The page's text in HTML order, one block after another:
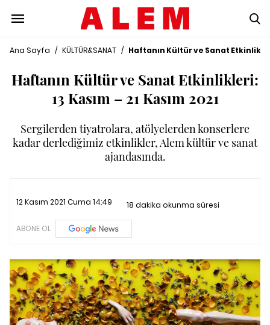
Ana Sayfa / KÜLTÜR&SANAT / Haftanın Kültür ve Sanat
Haftanın Kültür ve Sanat Etkinlikleri:
13 Kasım – 21 Kasım 2021
Sergilerden tiyatrolara, atölyelerden konserlere
kadar derlediğimiz etkinlikler, Alem kültür ve sanat
ajandasında.
12 Kasım 2021 Cuma 14:49 18 dakika okunma süresi
ABONE OL